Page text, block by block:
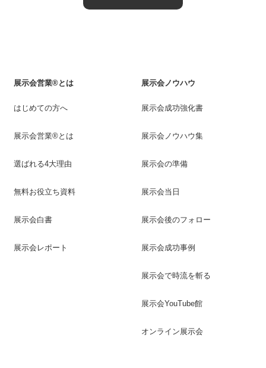
展示会営業®とは
はじめての方へ
展示会営業®とは
選ばれる4大理由
無料お役立ち資料
展示会白書
展示会レポート
展示会ノウハウ
展示会成功強化書
展示会ノウハウ集
展示会の準備
展示会当日
展示会後のフォロー
展示会成功事例
展示会で時流を斬る
展示会YouTube館
オンライン展示会